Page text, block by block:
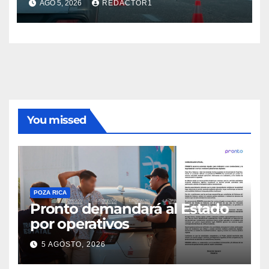
AGO 5, 2026 REDACTOR1
You missed
POZA RICA
Pronto demandará al Estado
por operativos
5 AGOSTO, 2026